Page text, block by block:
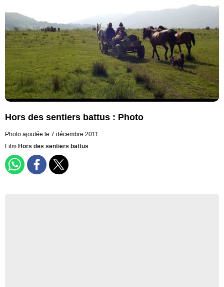
Hors des sentiers battus : Photo
Photo ajoutée le 7 décembre 2011
Film Hors des sentiers battus